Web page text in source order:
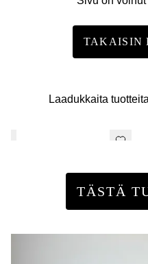
TAKAISIN
Laadukkaita
TÄSTÄ